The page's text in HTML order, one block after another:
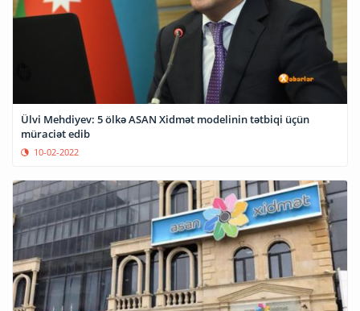
Ülvi Mehdiyev: 5 ölkə ASAN Xidmət modelinin tətbiqi üçün
müraciət edib
10-02-2022